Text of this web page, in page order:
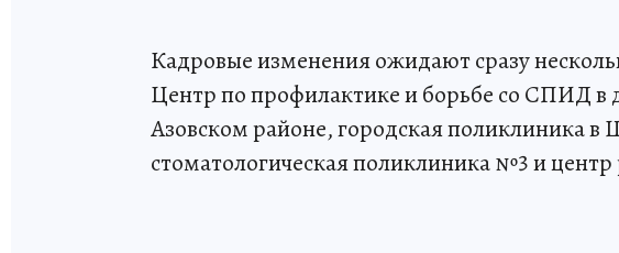
Кадровые изменения ожидают сразу
Центр по профилактике и борьбе со СПИД в
Азовском районе, городская поликлиника в
стоматологическая поликлиника №3 и